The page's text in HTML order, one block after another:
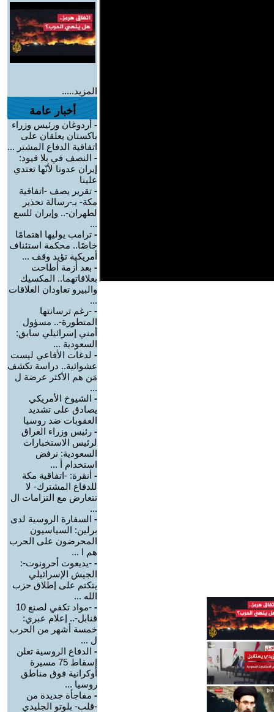
المزيد.....
أخبار عامة
- أردوغان ورئيس وزراء
باكستان يعلقان على
اتفاقية الدفاع المشتر ...
- النصف في بلا قيود:
إيران عدونا لأنّها تعتدي
علينا
- تقرير يصف -اتفاقية
مكة- بـ-رسالة تحذير
لطهران-.. وإيران للسع
...
- ترامب يوليها اهتمامًا
خاصًا.. محكمة استئناف
أمريكية تؤيد وقف ...
- بعد أزمة أطاحت
بعلاقاتهما.. المكسيك
والبيرو تعاودان العلاقات
...
- -رغم ترسانتها
المتطورة-.. مسؤول
أمني إسرائيلي سابق:
السعودية ...
- لدغات الأفاعي ليست
عشوائية.. دراسة تكشف
مَن هم الأكثر عرضة ل
...
- الشيوخ الأمريكي
يصادق على تشديد
العقوبات ضد روسيا
- رئيس وزراء العراق
لرئيس الاستخبارات
السعودية: نرفض
استخدام أ ...
- أنقرة: -اتفاقية مكة
للدفاع المشترك- لا
تتعارض مع التزامات ال
...
- السفارة الروسية لدى
برلين: السياسيون
المحرضون على الحرب
هم ا ...
- -يديعوت أحرونوت-:
الجيش الإسرائيلي
يتكتم على إطلاق حزب
الله ...
-
-مواد تكفي لصنع 10
قنابل-.. إعلام عبري:
خمسة أشهر من الحرب
ل ...
- الدفاع الروسية تعلن
إسقاط 75 مسيرة
أوكرانية فوق مناطق
روسيا ...
- مفاجأة جديدة من
-قلب- بلوتو الجليدي